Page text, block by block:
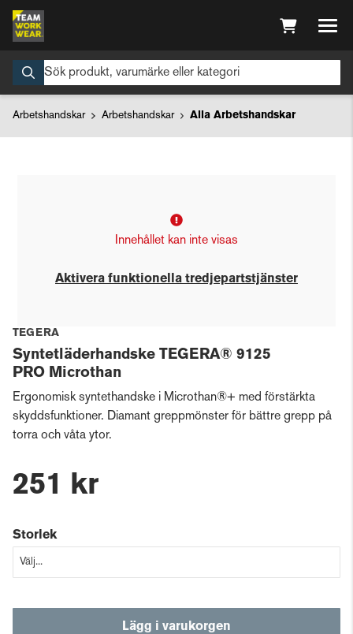
Arbetshandskar Arbetshandskar Alla Arbetshandskar
Innehållet kan inte visas
Aktivera funktionella tredjepartstjänster
TEGERA
Syntetläderhandske TEGERA® 9125
PRO Microthan
Ergonomisk syntethandske i Microthan®+ med förstärkta
skyddsfunktioner. Diamant greppmönster för bättre grepp på
torra och våta ytor.
251 kr
Storlek
Lägg i varukorgen